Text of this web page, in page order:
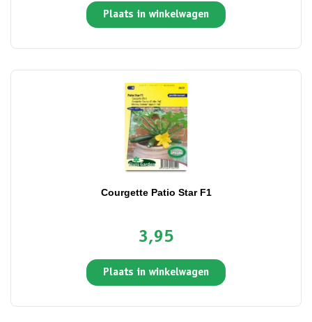
Plaats in winkelwagen
Courgette Patio Star F1
3,95
Plaats in winkelwagen